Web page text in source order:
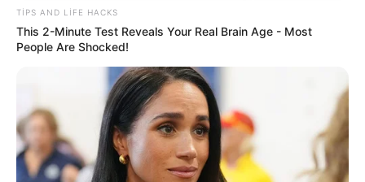
68
TIPS AND LIFE HACKS
This 2-Minute Test Reveals Your Real Brain Age - Most
People Are Shocked!